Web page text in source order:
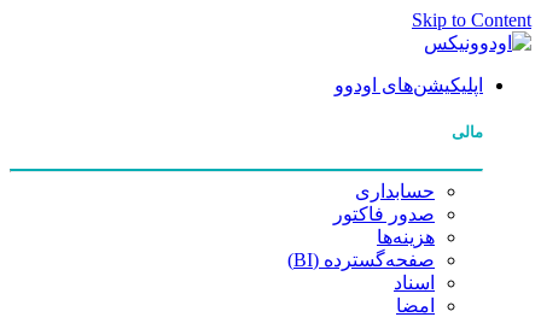
Skip to Content
اپلیکیشن‌های اودوو
مالی
حسابداری
صدور فاکتور
هزینه‌ها
صفحه‌گسترده (BI)
اسناد
امضا